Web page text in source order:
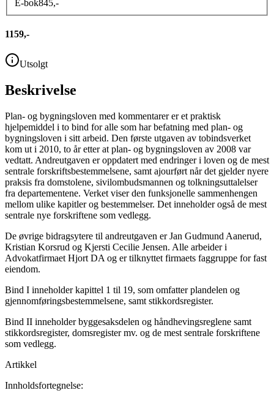
E-bok845,-
1159,-
Utsolgt
Beskrivelse
Plan- og bygningsloven med kommentarer er et praktisk
hjelpemiddel i to bind for alle som har befatning med plan- og
bygningsloven i sitt arbeid. Den første utgaven av tobindsverket
kom ut i 2010, to år etter at plan- og bygningsloven av 2008 var
vedtatt. Andreutgaven er oppdatert med endringer i loven og de mest
sentrale forskriftsbestemmelsene, samt ajourført når det gjelder nyere
praksis fra domstolene, sivilombudsmannen og tolkningsuttalelser
fra departementene. Verket viser den funksjonelle sammenhengen
mellom ulike kapitler og bestemmelser. Det inneholder også de mest
sentrale nye forskriftene som vedlegg.
De øvrige bidragsytere til andreutgaven er Jan Gudmund Aanerud,
Kristian Korsrud og Kjersti Cecilie Jensen. Alle arbeider i
Advokatfirmaet Hjort DA og er tilknyttet firmaets faggruppe for fast
eiendom.
Bind I inneholder kapittel 1 til 19, som omfatter plandelen og
gjennomføringsbestemmelsene, samt stikkordsregister.
Bind II inneholder byggesaksdelen og håndhevingsreglene samt
stikkordsregister, domsregister mv. og de mest sentrale forskriftene
som vedlegg.
Artikkel
Innholdsfortegnelse: